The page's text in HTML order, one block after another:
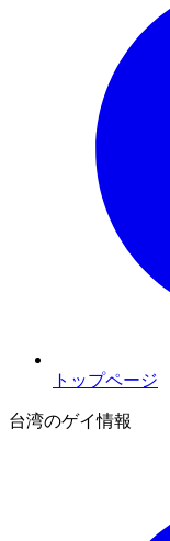
トップページ
台湾のゲイ情報